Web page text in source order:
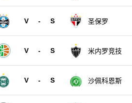
V - S 圣保罗
V - S 米内罗竞技
V - S 沙佩科恩斯